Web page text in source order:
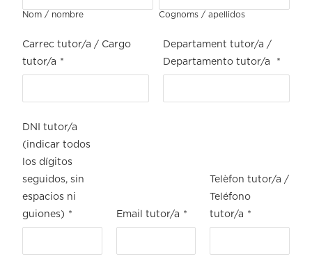
Nom / nombre Cognoms / apellidos
Carrec tutor/a / Cargo
tutor/a *
Departament tutor/a /
Departamento tutor/a
*
DNI tutor/a
(indicar todos
los dígitos
seguidos, sin
espacios ni
guiones) * Email tutor/a *
Telèfon tutor/a /
Teléfono
tutor/a *